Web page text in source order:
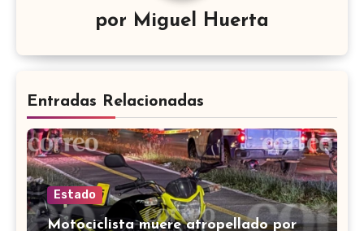
por Miguel Huerta
Entradas Relacionadas
Estado
Motociclista muere atropellado por